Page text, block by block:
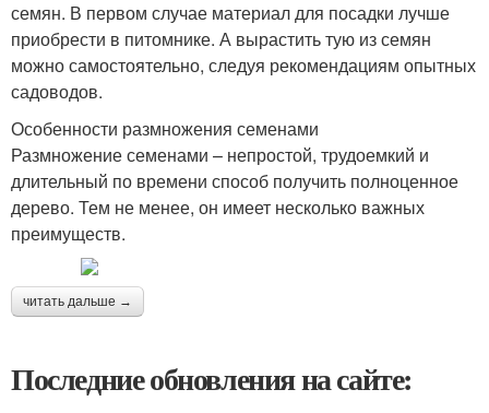
семян. В первом случае материал для посадки лучше
приобрести в питомнике. А вырастить тую из семян
можно самостоятельно, следуя рекомендациям опытных
садоводов.
Особенности размножения семенами
Размножение семенами – непростой, трудоемкий и
длительный по времени способ получить полноценное
дерево. Тем не менее, он имеет несколько важных
преимуществ.
читать дальше →
Последние обновления на сайте: